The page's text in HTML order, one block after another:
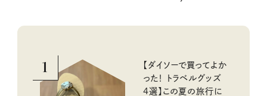
1
【ダイソーで買ってよか
った！ トラベルグッズ
4選】この夏の旅行に